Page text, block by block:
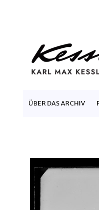
KARL
ÜBER DAS ARCHIV